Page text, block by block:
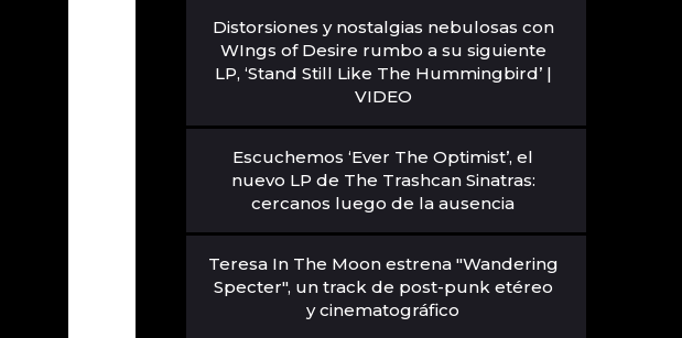
Distorsiones y nostalgias nebulosas con
WIngs of Desire rumbo a su siguiente
LP, ‘Stand Still Like The Hummingbird’ |
VIDEO
Escuchemos ‘Ever The Optimist’, el
nuevo LP de The Trashcan Sinatras:
cercanos luego de la ausencia
Teresa In The Moon estrena "Wandering
Specter", un track de post-punk etéreo
y cinematográfico